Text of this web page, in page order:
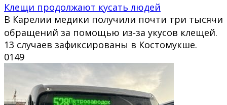
Клещи продолжают кусать людей
В Карелии медики получили почти три тысячи
обращений за помощью из‑за укусов клещей.
13 случаев зафиксированы в Костомукше.
0149